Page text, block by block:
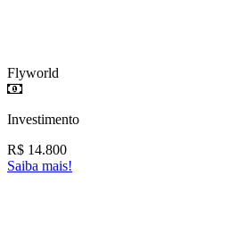
Flyworld
Investimento
R$ 14.800
Saiba mais!